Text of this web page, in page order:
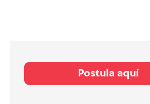
Postula aquí